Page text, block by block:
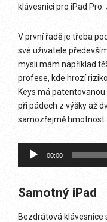
klávesnici pro iPad
V první řadě je třeba
své uživatele
mysli mám například
profese, kde hrozí
Keys má
při pádech z výšky až
samozřejmě hmotnost.
Audio
00:00
Samotný iPad
Bezdrátová klávesnice